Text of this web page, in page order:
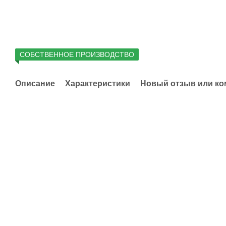
СОБСТВЕННОЕ ПРОИЗВОДСТВО
Описание Характеристики Новый отзыв или